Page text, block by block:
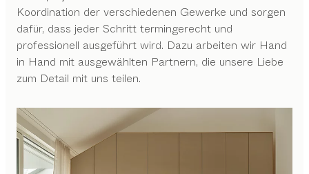
Koordination der verschiedenen Gewerke und sorgen
dafür, dass jeder Schritt termingerecht und
professionell ausgeführt wird. Dazu arbeiten wir Hand
in Hand mit ausgewählten Partnern, die unsere Liebe
zum Detail mit uns teilen.